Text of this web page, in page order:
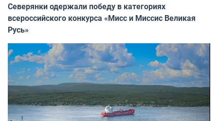
Северянки одержали победу в категориях
всероссийского конкурса «Мисс и Миссис Великая
Русь»